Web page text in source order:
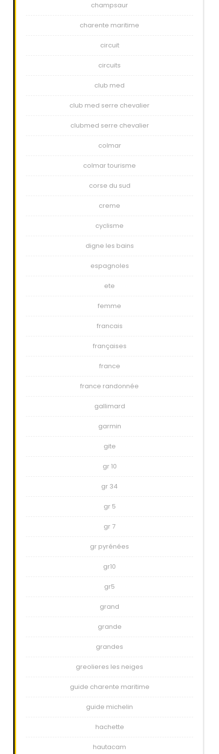
champsaur
charente maritime
circuit
circuits
club med
club med serre chevalier
clubmed serre chevalier
colmar
colmar tourisme
corse du sud
creme
cyclisme
digne les bains
espagnoles
ete
femme
francais
françaises
france
france randonnée
gallimard
garmin
gite
gr 10
gr 34
gr 5
gr 7
gr pyrénées
gr10
gr5
grand
grande
grandes
greolieres les neiges
guide charente maritime
guide michelin
hachette
hautacam